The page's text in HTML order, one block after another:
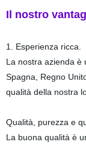
Il nostro
1. Esperienza ricca.
La nostra azienda è
Spagna, Regno
qualità della nostra
Qualità, purezza e
La buona qualità è